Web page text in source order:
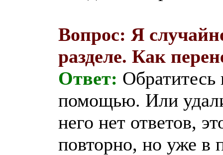
Вопрос: Я
разделе. Как
Ответ:
помощью. Или
него нет ответов,
повторно, но уже в